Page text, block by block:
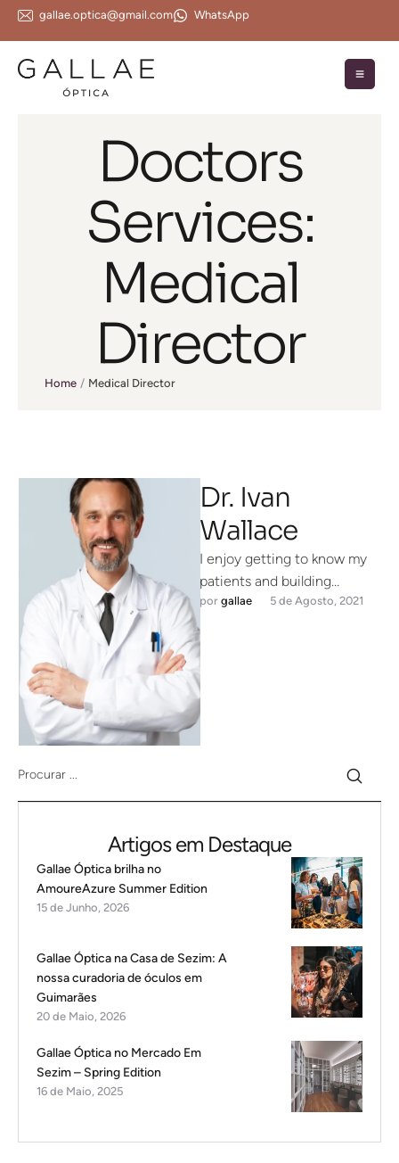
gallae.optica@gmail.com WhatsApp
Doctors
Services:
Medical
Director
Home / Medical Director
Dr. Ivan
Wallace
I enjoy getting to know my
patients and building
meaningful relationships. I
understand that each person
is unique …
por gallae 5 de Agosto, 2021
Artigos em Destaque
Gallae Óptica brilha no
AmoureAzure Summer Edition
15 de Junho, 2026
Gallae Óptica na Casa de Sezim: A
nossa curadoria de óculos em
Guimarães
20 de Maio, 2026
Gallae Óptica no Mercado Em
Sezim – Spring Edition
16 de Maio, 2025